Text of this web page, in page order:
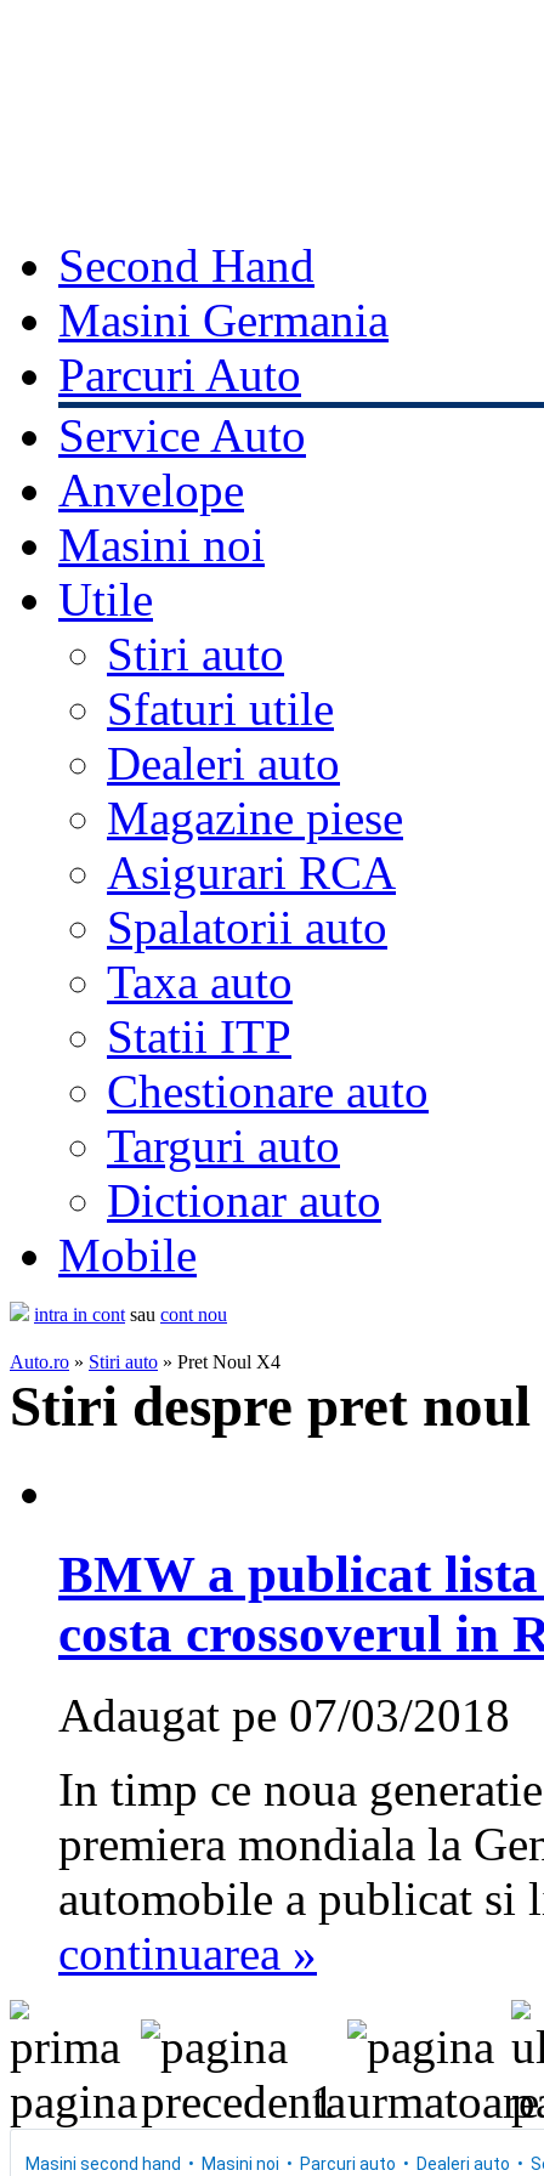
Second Hand
Masini Germania
Parcuri Auto
Service Auto
Anvelope
Masini noi
Utile
Stiri auto
Sfaturi utile
Dealeri auto
Magazine piese
Asigurari RCA
Spalatorii auto
Taxa auto
Statii ITP
Chestionare auto
Targuri auto
Dictionar auto
Mobile
intra in cont sau cont nou
Auto.ro » Stiri auto » Pret Noul X4
Stiri despre pret noul
BMW a publicat
costa crossoverul in
Adaugat pe 07/03/2018
In timp ce noua
premiera mondiala la
automobile a publicat si
continuarea »
1
Masini second hand Masini noi Parcuri auto Dealeri auto